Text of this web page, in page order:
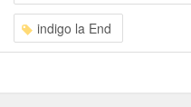
indigo la End